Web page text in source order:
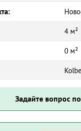
4 м²
0 м²
Задайте вопрос